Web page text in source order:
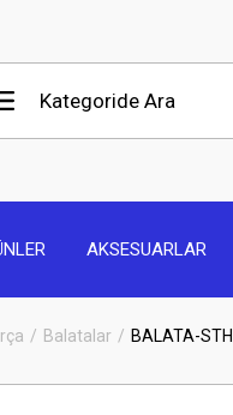
AKSESUARLAR
Balatalar BALATA-